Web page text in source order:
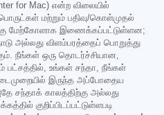
for Mac) என்ற விலையில்
மற்றும் பதிவு/கொள்முதல்
மேற்கோளாக இணைக்கப்பட்டுள்ளன;
அல்லது விளம்பரத்தைப் பொறுத்து
நீங்கள் ஒரு தொடர்ச்சியான,
பட்சத்தில், உங்கள் சந்தா, நீங்கள்
இருந்த அப்போதைய
சந்தாக் காலத்திற்கு அல்லது
குறிப்பிடப்பட்டுள்ளபடி